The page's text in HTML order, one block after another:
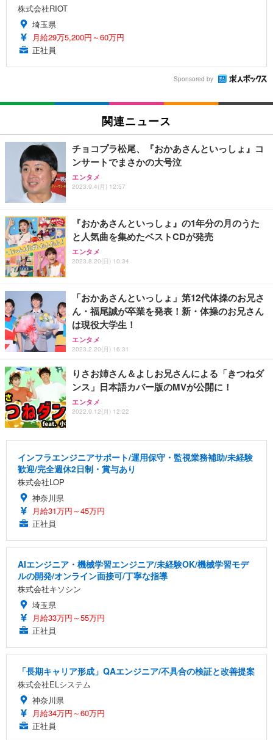
株式会社RIOT
埼玉県
月給29万5,200円～60万円
正社員
Sponsored by
関連ニュース
チョコプラ松尾、『おかあさんといっしょ』コ
ンサートでまさかの大号泣
エンタメ
2023.9.4(月) 12:57
『おかあさんといっしょ』の1年分の月のうた
と人気曲を集めたベストCDが発売
エンタメ
2023.8.20(日) 10:34
「おかあさんといっしょ」第12代体操のお兄さ
ん・福尾誠が卒業を発表！新・体操のお兄さん
は現役大学生！
エンタメ
2023.2.20(月) 16:31
りさお姉さん＆よしお兄さんによる「きつねダ
ンス」日本語カバー版のMVが公開に！
エンタメ
2022.9.12(月) 12:22
インフラエンジニアサポート/運用保守・監視業務補助/未経験
歓迎/完全週休2日制・賞与あり
株式会社LOP
神奈川県
月給31万円～45万円
正社員
AIエンジニア・機械学習エンジニア/未経験OK/機械学習モデ
ルの開発/オンライン面接可/丁寧な指導
株式会社キソシン
埼玉県
月給33万円～55万円
正社員
「長期キャリア形成」QAエンジニア/不具合の検証と改善提案
株式会社ELシステム
神奈川県
月給34万円～60万円
正社員